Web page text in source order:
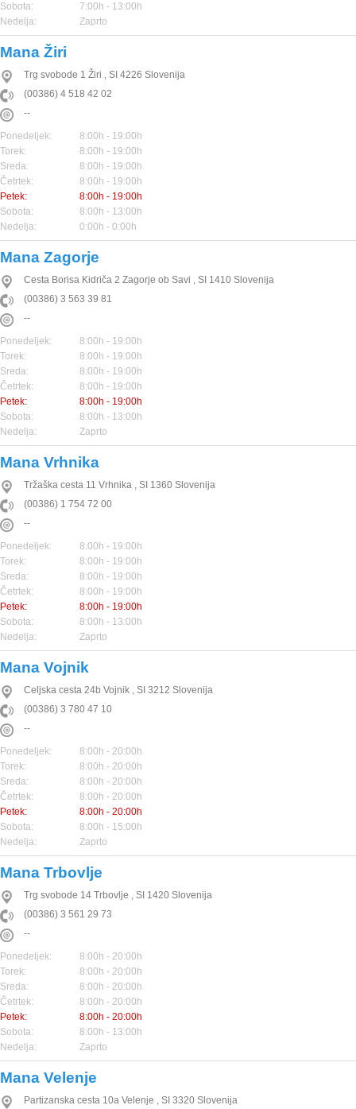
Sobota:
7:00h - 13:00h
Nedelja:
Zaprto
Mana Žiri
Trg svobode 1 Žiri , SI 4226 Slovenija
(00386) 4 518 42 02
--
Ponedeljek:
8:00h - 19:00h
Torek:
8:00h - 19:00h
Sreda:
8:00h - 19:00h
Četrtek:
8:00h - 19:00h
Petek:
8:00h - 19:00h
Sobota:
8:00h - 13:00h
Nedelja:
0:00h - 0:00h
Mana Zagorje
Cesta Borisa Kidriča 2 Zagorje ob Savi , SI 1410 Slovenija
(00386) 3 563 39 81
--
Ponedeljek:
8:00h - 19:00h
Torek:
8:00h - 19:00h
Sreda:
8:00h - 19:00h
Četrtek:
8:00h - 19:00h
Petek:
8:00h - 19:00h
Sobota:
8:00h - 13:00h
Nedelja:
Zaprto
Mana Vrhnika
Tržaška cesta 11 Vrhnika , SI 1360 Slovenija
(00386) 1 754 72 00
--
Ponedeljek:
8:00h - 19:00h
Torek:
8:00h - 19:00h
Sreda:
8:00h - 19:00h
Četrtek:
8:00h - 19:00h
Petek:
8:00h - 19:00h
Sobota:
8:00h - 13:00h
Nedelja:
Zaprto
Mana Vojnik
Celjska cesta 24b Vojnik , SI 3212 Slovenija
(00386) 3 780 47 10
--
Ponedeljek:
8:00h - 20:00h
Torek:
8:00h - 20:00h
Sreda:
8:00h - 20:00h
Četrtek:
8:00h - 20:00h
Petek:
8:00h - 20:00h
Sobota:
8:00h - 15:00h
Nedelja:
Zaprto
Mana Trbovlje
Trg svobode 14 Trbovlje , SI 1420 Slovenija
(00386) 3 561 29 73
--
Ponedeljek:
8:00h - 20:00h
Torek:
8:00h - 20:00h
Sreda:
8:00h - 20:00h
Četrtek:
8:00h - 20:00h
Petek:
8:00h - 20:00h
Sobota:
8:00h - 13:00h
Nedelja:
Zaprto
Mana Velenje
Partizanska cesta 10a Velenje , SI 3320 Slovenija